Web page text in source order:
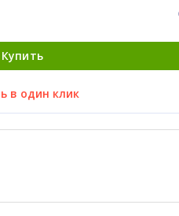
Купить
в один клик